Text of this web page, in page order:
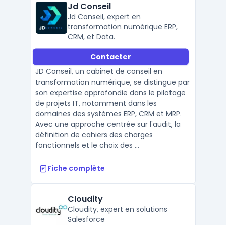
Jd Conseil
Jd Conseil, expert en
transformation numérique ERP,
CRM, et Data.
Contacter
JD Conseil, un cabinet de conseil en
transformation numérique, se distingue par
son expertise approfondie dans le pilotage
de projets IT, notamment dans les
domaines des systèmes ERP, CRM et MRP.
Avec une approche centrée sur l'audit, la
définition de cahiers des charges
fonctionnels et le choix des ...
Fiche complète
Cloudity
Cloudity, expert en solutions
Salesforce